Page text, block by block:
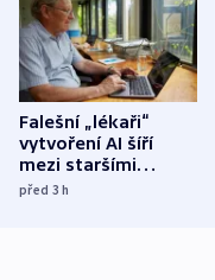
Falešní „lékaři“
vytvoření AI šíří
mezi staršími
Poláky nebezpečné
před 3h